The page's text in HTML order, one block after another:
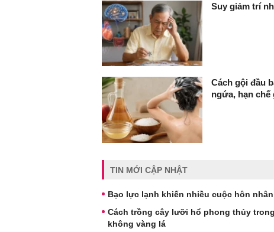
Suy giảm trí
Cách gội đầu
ngứa, hạn chế
TIN MỚI CẬP NHẬT
Bạo lực lạnh khiến nhiều cuộc hôn
Cách trồng cây lưỡi hổ phong thủy
không vàng lá